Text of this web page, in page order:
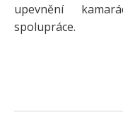
upevnění
spolupráce.